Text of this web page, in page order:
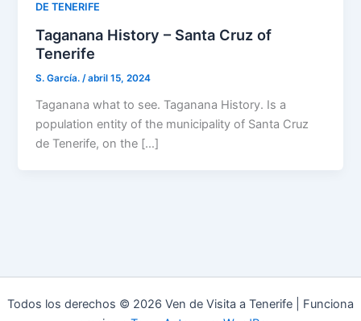
DE TENERIFE
Taganana History – Santa Cruz of
Tenerife
S. García. /abril 15, 2024
Taganana what to see. Taganana History. Is a
population entity of the municipality of Santa Cruz
de Tenerife, on the […]
Todos los derechos © 2026 Ven de Visita a Tenerife | Funciona